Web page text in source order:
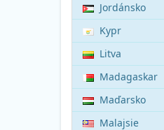
Jordánsko
Kypr
Litva
Madagaskar
Maďarsko
Malajsie